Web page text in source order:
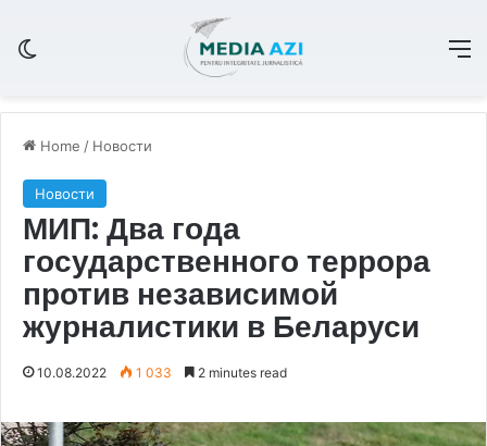
Home / Новости
Новости
МИП: Два года
государственного террора
против независимой
журналистики в Беларуси
10.08.2022 1 033 2 minutes read